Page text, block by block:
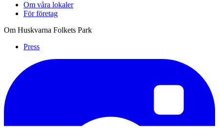
Om våra lokaler
För företag
Om Huskvarna Folkets Park
Press